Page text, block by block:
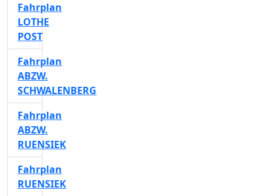
Fahrplan
LOTHE
POST
Fahrplan
ABZW.
SCHWALENBERG
Fahrplan
ABZW.
RUENSIEK
Fahrplan
RUENSIEK